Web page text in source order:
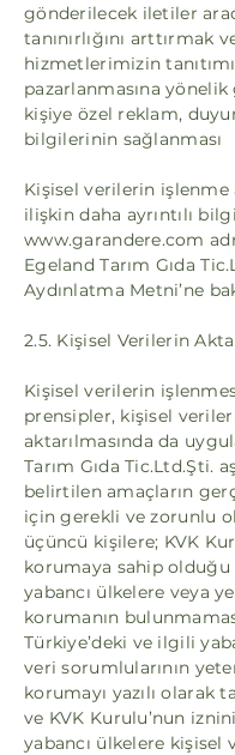
gönderilecek iletiler
tanınırlığını arttırmak
hizmetlerimizin
pazarlanmasına yönelik
kişiye özel reklam,
bilgilerinin sağlanması
Kişisel verilerin işlenme
ilişkin daha ayrıntılı
www.garandere.com
Egeland Tarım Gıda
Aydınlatma Metni’ne
2.5. Kişisel Verilerin
Kişisel verilerin
prensipler, kişisel
aktarılmasında da
Tarım Gıda Tic.Ltd.Şti.
belirtilen amaçların
için gerekli ve zorunlu
üçüncü kişilere; KVK
korumaya sahip olduğu
yabancı ülkelere veya
korumanın
Türkiye’deki ve ilgili
veri sorumlularının
korumayı yazılı olarak
ve KVK Kurulu’nun
yabancı ülkelere kişisel